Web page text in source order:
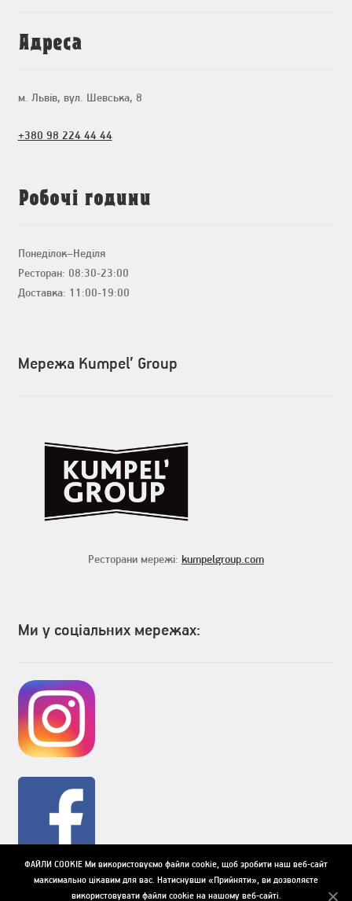
Адреса
м. Львів, вул. Шевська, 8
+380 98 224 44 44
Робочі години
Понеділок–Неділя
Ресторан: 08:30-23:00
Доставка: 11:00-19:00
Мережа Kumpel’ Group
Ресторани мережі: kumpelgroup.com
Ми у соціальних мережах:
ФАЙЛИ COOKIE Ми використовуємо файли cookie, щоб зробити наш веб-сайт
максимально цікавим для вас. Натиснувши «Прийняти», ви дозволяєте
використовувати файли cookie на нашому веб-сайті.